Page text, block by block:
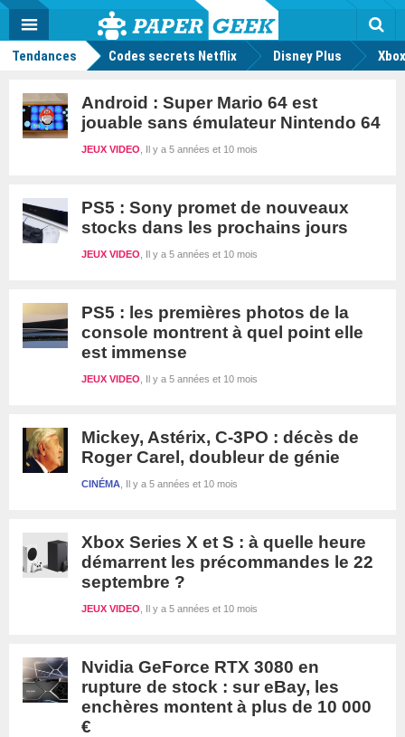
Actu
geek
MENU
Tendances Codes secrets Netflix Disney Plus
Android : Super Mario 64 est
jouable sans émulateur Nintendo 64
Il y a 5 années et 10 mois
JEUX VIDEO
PS5 : Sony promet de nouveaux
stocks dans les prochains jours
Il y a 5 années et 10 mois
JEUX VIDEO
PS5 : les premières photos de la
console montrent à quel point elle
est immense
Il y a 5 années et 10 mois
JEUX VIDEO
Mickey, Astérix, C-3PO : décès de
Roger Carel, doubleur de génie
Il y a 5 années et 10 mois
CINÉMA
Xbox Series X et S : à quelle heure
démarrent les précommandes le 22
septembre ?
Il y a 5 années et 10 mois
JEUX VIDEO
Nvidia GeForce RTX 3080 en
rupture de stock : sur eBay, les
enchères montent à plus de 10 000
€
Mode
FacebookTwitter Youtube